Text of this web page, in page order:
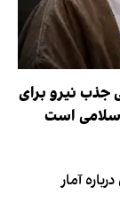
جذب نیرو برای
است
آمار